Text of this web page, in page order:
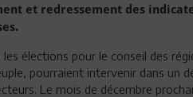
et redressement des
les élections pour le conseil des
pourraient intervenir dans un
Le mois de décembre